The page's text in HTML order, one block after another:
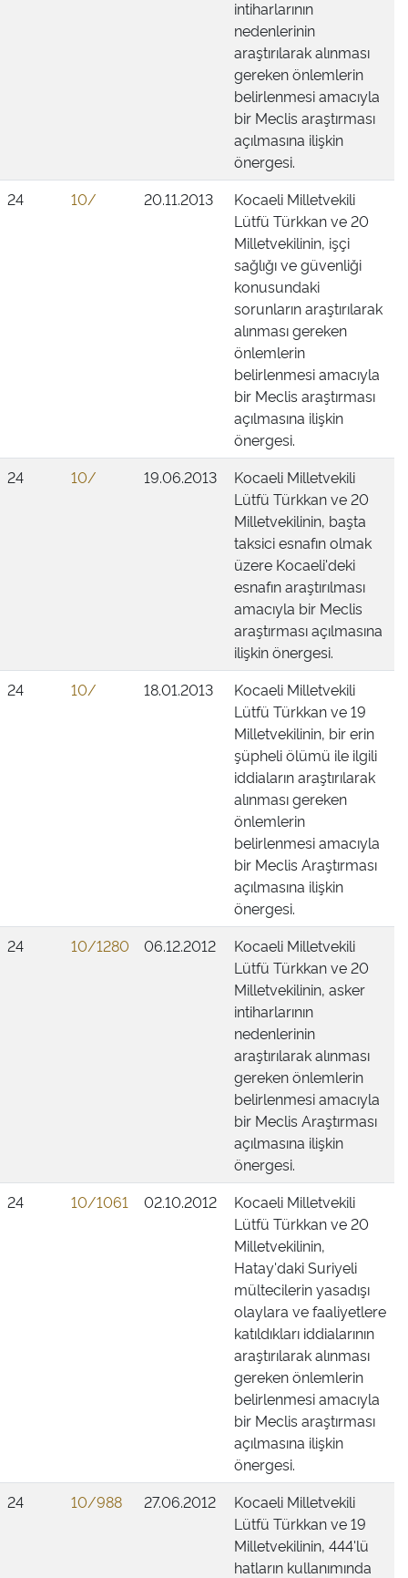
intiharlarının
nedenlerinin
araştırılarak alınması
gereken önlemlerin
belirlenmesi amacıyla
bir Meclis araştırması
açılmasına ilişkin
önergesi.
24
10/ 20.11.2013
Kocaeli Milletvekili
Lütfü Türkkan ve 20
Milletvekilinin, işçi
sağlığı ve güvenliği
konusundaki
sorunların araştırılarak
alınması gereken
önlemlerin
belirlenmesi amacıyla
bir Meclis araştırması
açılmasına ilişkin
önergesi.
24
10/ 19.06.2013
Kocaeli Milletvekili
Lütfü Türkkan ve 20
Milletvekilinin, başta
taksici esnafın olmak
üzere Kocaeli'deki
esnafın araştırılması
amacıyla bir Meclis
araştırması açılmasına
ilişkin önergesi.
24
10/ 18.01.2013
Kocaeli Milletvekili
Lütfü Türkkan ve 19
Milletvekilinin, bir erin
şüpheli ölümü ile ilgili
iddiaların araştırılarak
alınması gereken
önlemlerin
belirlenmesi amacıyla
bir Meclis Araştırması
açılmasına ilişkin
önergesi.
24
10/1280 06.12.2012
Kocaeli Milletvekili
Lütfü Türkkan ve 20
Milletvekilinin, asker
intiharlarının
nedenlerinin
araştırılarak alınması
gereken önlemlerin
belirlenmesi amacıyla
bir Meclis Araştırması
açılmasına ilişkin
önergesi.
24
10/1061 02.10.2012
Kocaeli Milletvekili
Lütfü Türkkan ve 20
Milletvekilinin,
Hatay'daki Suriyeli
mültecilerin yasadışı
olaylara ve faaliyetlere
katıldıkları iddialarının
araştırılarak alınması
gereken önlemlerin
belirlenmesi amacıyla
bir Meclis araştırması
açılmasına ilişkin
önergesi.
24
10/988 27.06.2012
Kocaeli Milletvekili
Lütfü Türkkan ve 19
Milletvekilinin, 444'lü
hatların kullanımında